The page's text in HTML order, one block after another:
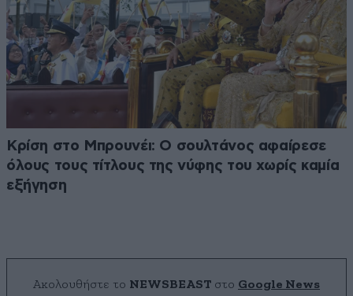
Κρίση στο Μπρουνέι: Ο σουλτάνος αφαίρεσε
όλους τους τίτλους της νύφης του χωρίς καμία
εξήγηση
Ακολουθήστε το NEWSBEAST στο Google News